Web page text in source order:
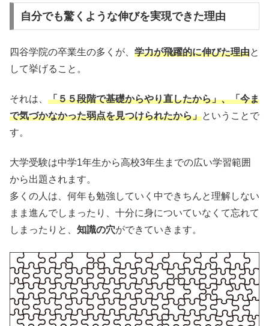
自分でも驚くような伸びを実現できた理由
四谷学院の卒業生の多くが、 学力が飛躍的に伸びた理由と
して挙げること。
それは、 「５５段階で基礎からやり直したから」、「今ま
で気づかなかった弱点を見つけられたから」ということで
す。
大学受験は中学1年生から高校3年生までの広い学習範囲
から出題されます。
多くの人は、何年も勉強していく中できちんと理解しない
まま進んでしまったり、十分に身についていなくて忘れて
しまったりと、 知識の穴ができていきます。